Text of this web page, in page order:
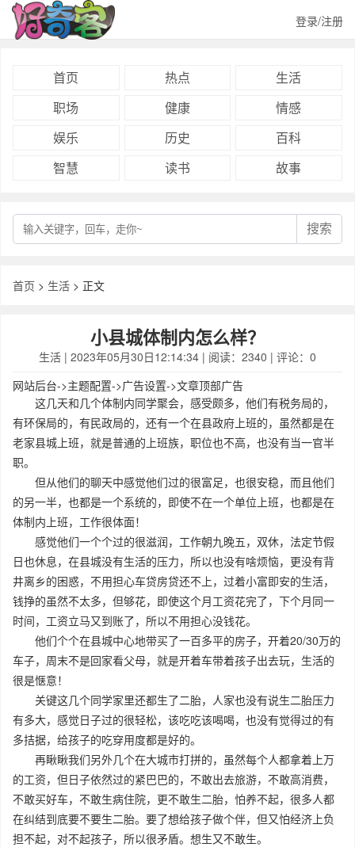
登录/注册
首页 热点
生活
职场
健康
情感
娱乐
历史
百科
智慧
读书 故事
搜索
首页 > 生活 > 正文
小县城体制内怎么样？
生活 | 2023年05月30日12:14:34 | 阅读：2340 | 评论：0
网站后台->主题配置->广告设置->文章顶部广告
这几天和几个体制内同学聚会，感受颇多，他们有税务局的，
有环保局的，有民政局的，还有一个在县政府上班的，虽然都是在
老家县城上班，就是普通的上班族，职位也不高，也没有当一官半
职。
但从他们的聊天中感觉他们过的很富足，也很安稳，而且他们
的另一半，也都是一个系统的，即使不在一个单位上班，也都是在
体制内上班，工作很体面！
感觉他们一个个过的很滋润，工作朝九晚五，双休，法定节假
日也休息，在县城没有生活的压力，所以也没有啥烦恼，更没有背
井离乡的困惑，不用担心车贷房贷还不上，过着小富即安的生活，
钱挣的虽然不太多，但够花，即使这个月工资花完了，下个月同一
时间，工资立马又到账了，所以不用担心没钱花。
他们个个在县城中心地带买了一百多平的房子，开着20/30万的
车子，周末不是回家看父母，就是开着车带着孩子出去玩，生活的
很是惬意！
关键这几个同学家里还都生了二胎，人家也没有说生二胎压力
有多大，感觉日子过的很轻松，该吃吃该喝喝，也没有觉得过的有
多拮据，给孩子的吃穿用度都是好的。
再瞅瞅我们另外几个在大城市打拼的，虽然每个人都拿着上万
的工资，但日子依然过的紧巴巴的，不敢出去旅游，不敢高消费，
不敢买好车，不敢生病住院，更不敢生二胎，怕养不起，很多人都
在纠结到底要不要生二胎。要了想给孩子做个伴，但又怕经济上负
担不起，对不起孩子，所以很矛盾。想生又不敢生。